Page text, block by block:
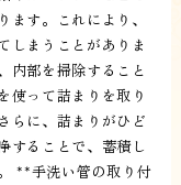
す。これにより、
しまうことがありま
内部を掃除すること
使って詰まりを取り
らに、詰まりがひど
することで、蓄積し
**手洗い管の取り付